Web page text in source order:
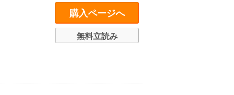
購入ページへ
無料立読み